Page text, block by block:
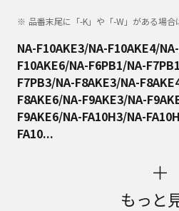
品番末尾に「-K」や「-W」がある場合
NA-F10AKE3/NA-F10AKE4/
F10AKE6/NA-F6PB1/NA-
F7PB3/NA-F8AKE3/NA-
F8AKE6/NA-F9AKE3/NA-
F9AKE6/NA-FA10H3/NA-
FA10...
もっと